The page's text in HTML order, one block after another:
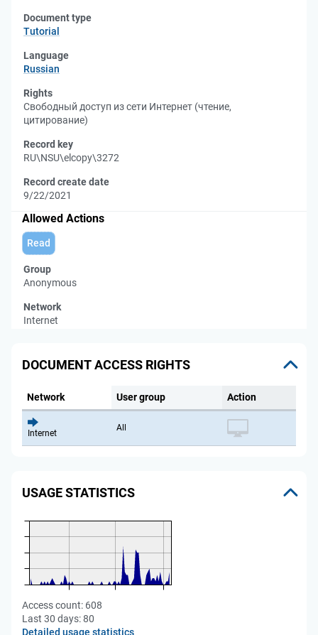
Document type
Tutorial
Language
Russian
Rights
Свободный доступ из сети Интернет (чтение,
цитирование)
Record key
RU\NSU\elcopy\3272
Record create date
9/22/2021
Allowed Actions
Read
Group
Anonymous
Network
Internet
DOCUMENT ACCESS RIGHTS
Network User group Action
Internet
All
USAGE STATISTICS
Access count: 608
Last 30 days:80
Detailed usage statistics